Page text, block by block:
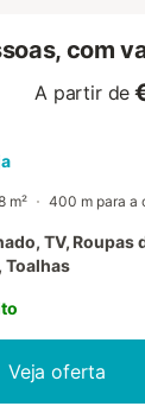
com
A partir de
m² 400 m para a
TV, Roupas
Toalhas
Veja oferta